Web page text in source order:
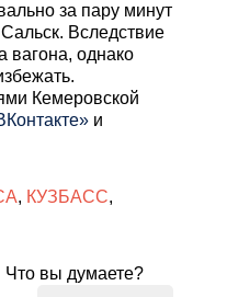
за пару минут
Вследствие
однако
Кемеровской
и
, КУЗБАСС,
Что вы думаете?